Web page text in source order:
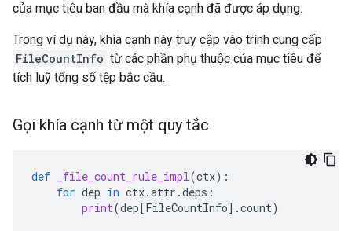
của mục tiêu ban đầu mà khía cạnh đã được áp dụng.
Trong ví dụ này, khía cạnh này truy cập vào trình cung cấp
FileCountInfo từ các phần phụ thuộc của mục tiêu để
tích luỹ tổng số tệp bắc cầu.
Gọi khía cạnh từ một quy tắc
def _file_count_rule_impl(ctx):
for dep in ctx.attr .deps :
print(dep [FileCountInfo] .count)